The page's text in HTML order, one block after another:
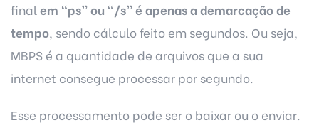
finalem “ps” ou “/s” é apenas a demarcação de
tempo, sendo cálculo feito em segundos. Ou seja,
MBPS é a quantidade de arquivos que a sua
internet consegue processar por segundo.
Esse processamento pode ser o baixar ou o enviar.